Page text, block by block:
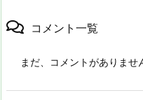
コメント一覧
まだ、コメントがありませ